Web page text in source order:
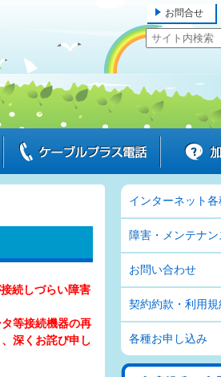
お問合せ
インターネット ケーブルプ
続しづらい障害
等接続機器の再
深くお詫び申し
インターネット
障害・メンテナン
お問い合わせ
契約約款・利用
各種お申し込み